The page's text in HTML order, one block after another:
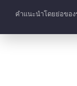
คำแนะนำโดยย่อของ